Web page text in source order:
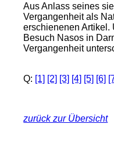
Aus Anlass seines
Vergangenheit als
erschienenen Artikel.
Besuch Nasos in
Vergangenheit
Q: [1] [2] [3] [4] [5] [6]
zurück zur Übersicht